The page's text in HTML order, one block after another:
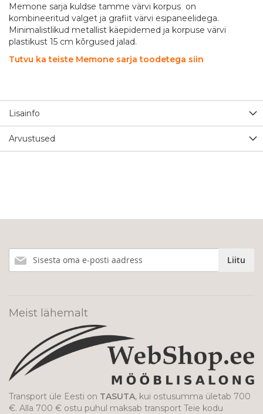
Memone sarja kuldse tamme värvi korpus on
kombineeritud valget ja grafiit värvi esipaneelidega.
Minimalistlikud metallist käepidemed ja korpuse värvi
plastikust 15 cm kõrgused jalad.
Tutvu ka teiste Memone sarja toodetega siin
Lisainfo
Arvustused
meie
Liitu
Meist lähemalt
Transport üle Eesti on TASUTA, kui ostusumma ületab 700
€. Alla 700 € ostu puhul maksab transport Teie kodu